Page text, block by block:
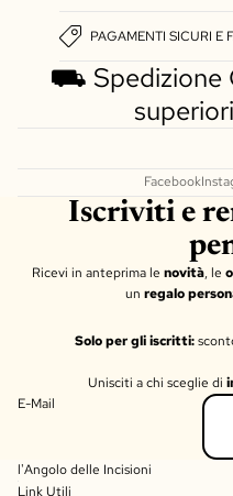
PAGAMENTI SICURI E
⛟ Spedizione
Facebook
Iscriviti e
Ricevi in anteprima le novità, le
un regalo
Solo per gli iscritti:
Unisciti a chi sceglie di
E-Mail
l'Angolo delle Incisioni
Link Utili